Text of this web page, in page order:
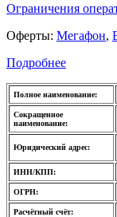
Ограничения
Оферты: Мегафон,
Подробнее
Полное наименование:
Сокращенное
наименование:
Юридический адрес:
ИНН/КПП:
ОГРН:
Расчётный счёт: